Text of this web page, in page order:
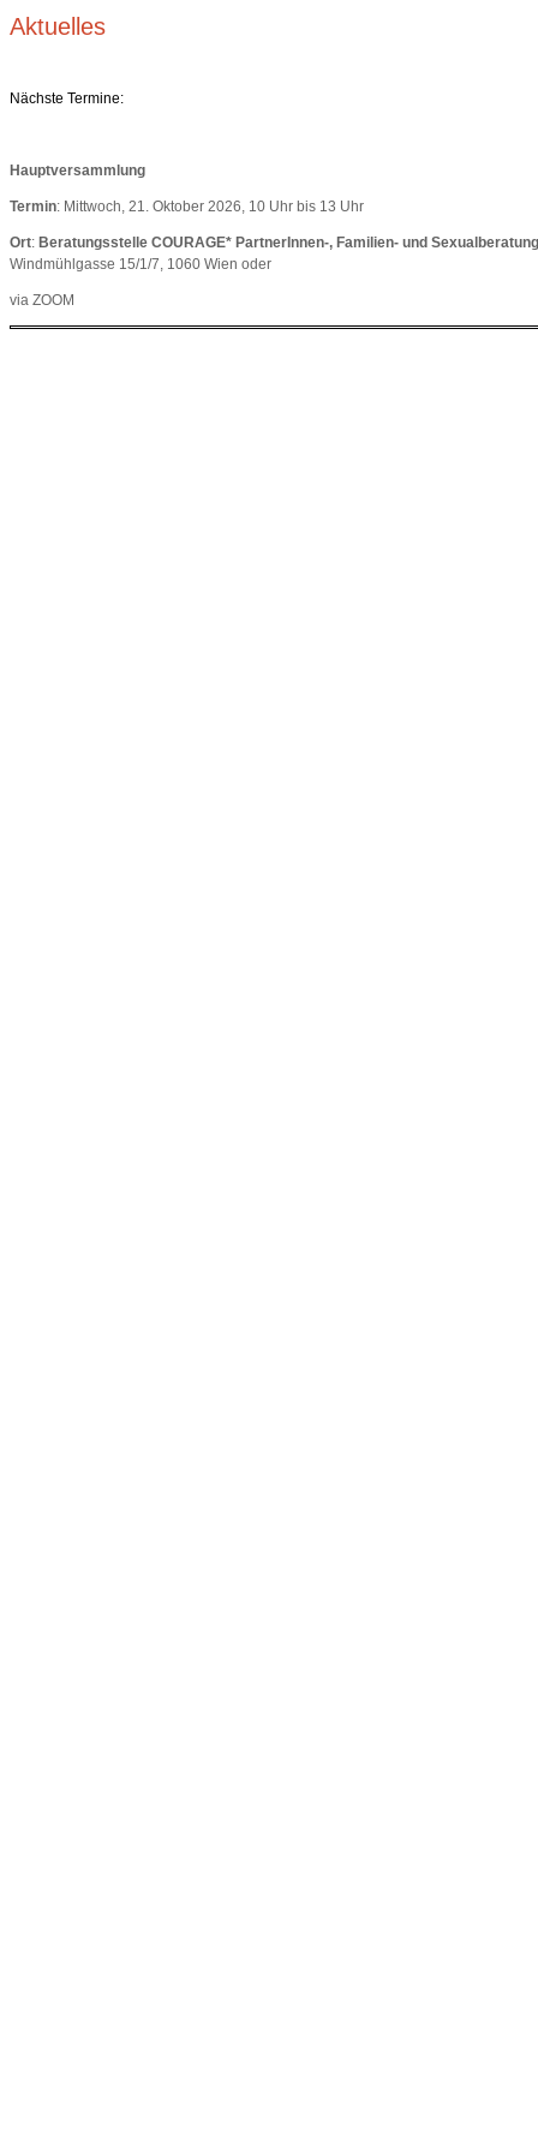
Aktuelles
Nächste Termine:
Hauptversammlung
Termin: Mittwoch, 21. Oktober 2026, 10 Uhr bis 13 Uhr
Ort: Beratungsstelle COURAGE* PartnerInnen-, Familien- und
Windmühlgasse 15/1/7, 1060 Wien oder
via ZOOM